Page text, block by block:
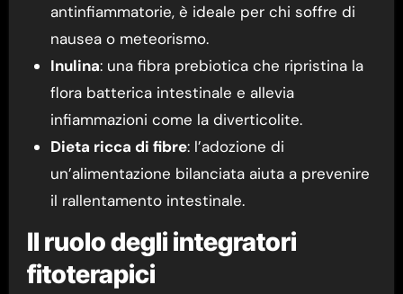
antinfiammatorie, è ideale per chi soffre di
nausea o meteorismo.
Inulina: una fibra prebiotica che ripristina la
flora batterica intestinale e allevia
infiammazioni come la diverticolite.
Dieta ricca di fibre: l’adozione di
un’alimentazione bilanciata aiuta a prevenire
il rallentamento intestinale.
Il ruolo degli integratori
fitoterapici